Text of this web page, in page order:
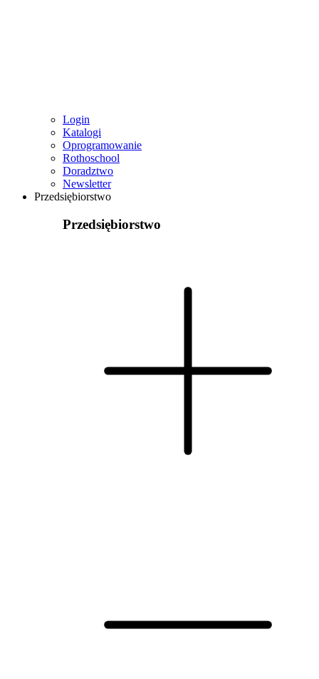
Login
Katalogi
Oprogramowanie
Rothoschool
Doradztwo
Newsletter
Przedsiębiorstwo
Przedsiębiorstwo